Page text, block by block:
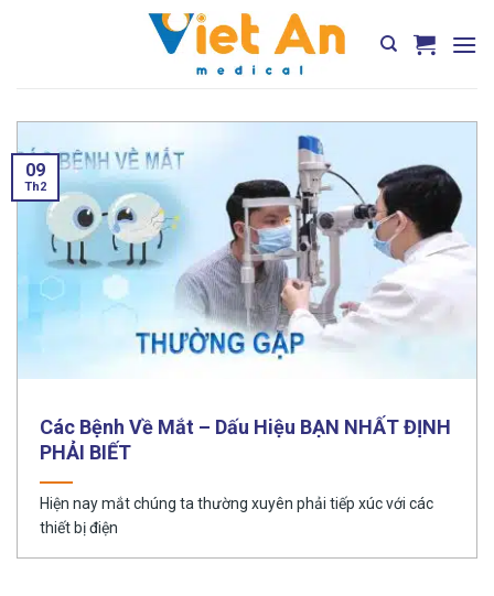
Các Bệnh Về Mắt – Dấu Hiệu BẠN NHẤT ĐỊNH
PHẢI BIẾT
Hiện nay mắt chúng ta thường xuyên phải tiếp xúc với các
thiết bị điện
09
Th2